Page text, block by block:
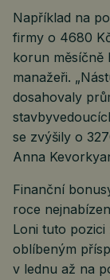
Například na
firmy o 4680
korun měsíčně
manažeři.
dosahovaly
se zvýšily o
Anna
Finanční
roce
Loni tuto
oblíbeným
v lednu až na